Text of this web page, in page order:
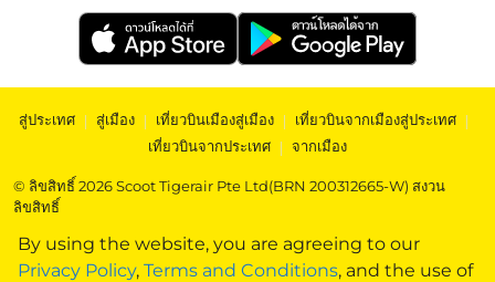
By using the website, you are agreeing to our
Privacy Policy, Terms and Conditions, and the use of
สู่ประเทศ | สู่เมือง | เที่ยวบินเมืองสู่เมือง | เที่ยวบินจากเมืองสู่ประเทศ |
เที่ยวบินจากประเทศ | จากเมือง
© ลิขสิทธิ์ 2026 Scoot Tigerair Pte Ltd(BRN 200312665-W) สงวน
ลิขสิทธิ์